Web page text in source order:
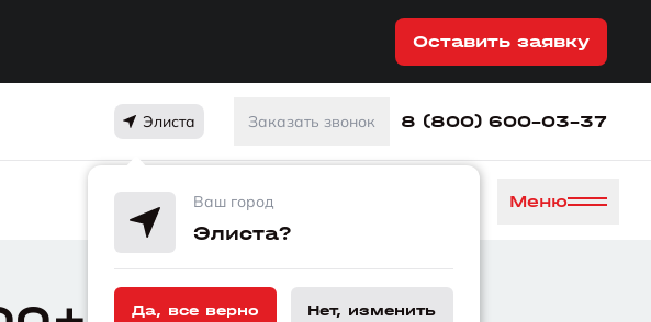
Оставить заявку
Элиста
Ваш город
Элиста?
Да, все верно Нет, изменить
Заказать звонок 8 (800) 600-03-37
Меню